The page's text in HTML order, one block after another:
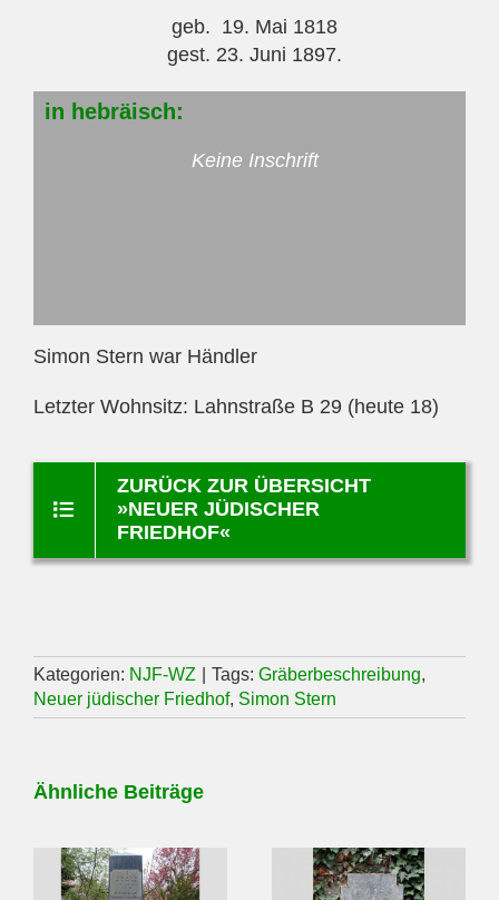
geb. 19. Mai 1818
gest. 23. Juni 1897.
in hebräisch:
Keine Inschrift
Simon Stern war Händler
Letzter Wohnsitz: Lahnstraße B 29 (heute 18)
ZURÜCK ZUR ÜBERSICHT
»NEUER JÜDISCHER
FRIEDHOF«
Kategorien: NJF-WZ Tags: Gräberbeschreibung,
Neuer jüdischer Friedhof, Simon Stern
Ähnliche Beiträge